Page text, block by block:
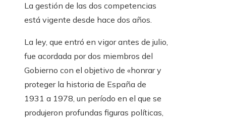
La gestión de las dos competencias
está vigente desde hace dos años.
La ley, que entró en vigor antes de julio,
fue acordada por dos miembros del
Gobierno con el objetivo de «honrar y
proteger la historia de España de
1931 a 1978, un período en el que se
produjeron profundas figuras políticas,